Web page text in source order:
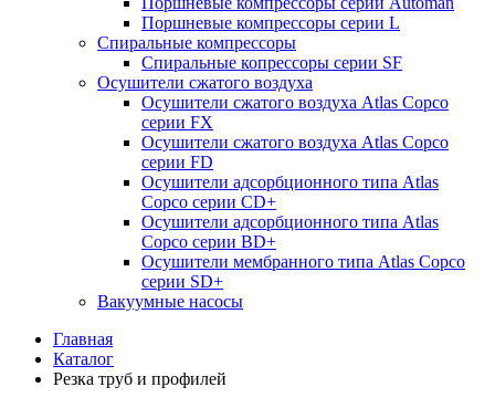
Поршневые компрессоры серии L
Спиральные компрессоры
Спиральные копрессоры серии SF
Осушители сжатого воздуха
Осушители сжатого воздуха Atlas Copco
серии FX
Осушители сжатого воздуха Atlas Copco
серии FD
Осушители адсорбционного типа Atlas
Copco серии СD+
Осушители адсорбционного типа Atlas
Copco серии BD+
Осушители мембранного типа Atlas Copco
серии SD+
Вакуумные насосы
Главная
Каталог
Резка труб и профилей